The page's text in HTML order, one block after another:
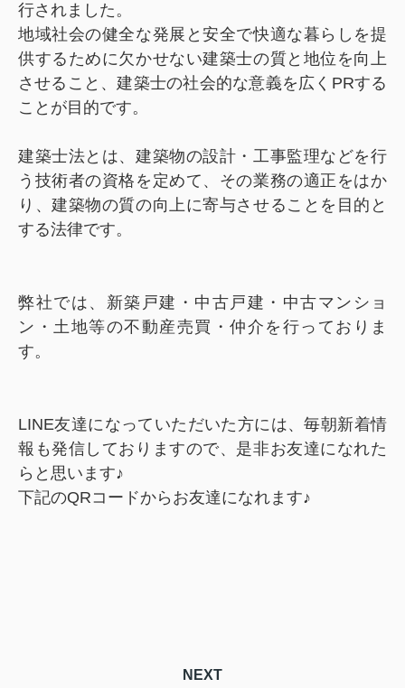
行されました。
地域社会の健全な発展と安全で快適な暮らしを提
供するために欠かせない建築士の質と地位を向上
させること、建築士の社会的な意義を広くPRする
ことが目的です。
建築士法とは、建築物の設計・工事監理などを行
う技術者の資格を定めて、その業務の適正をはか
り、建築物の質の向上に寄与させることを目的と
する法律です。
弊社では、新築戸建・中古戸建・中古マンショ
ン・土地等の不動産売買・仲介を行っておりま
す。
LINE友達になっていただいた方には、毎朝新着情
報も発信しておりますので、是非お友達になれた
らと思います♪
下記のQRコードからお友達になれます♪
NEXT